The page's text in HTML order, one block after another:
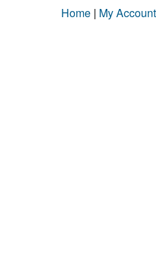
Home | My Account